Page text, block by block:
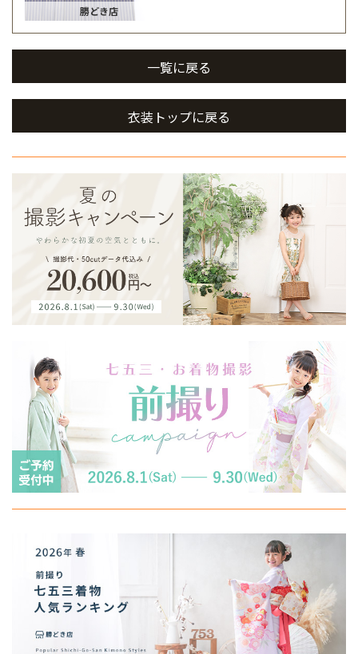
勝どき店
一覧に戻る
衣装トップに戻る